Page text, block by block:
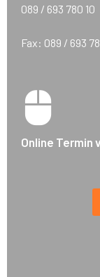
089 / 693 780 10
Fax: 089 / 693
Online Termin